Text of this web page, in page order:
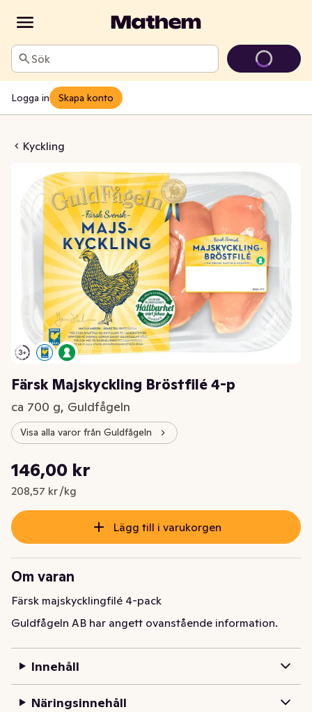
Sök
Logga in Skapa konto
Kyckling
Bröstfilé 4-p
Färsk Majskyckling Bröstfilé 4-p
ca 700 g, Guldfågeln
Visa alla varor från Guldfågeln
Nuvarande pris är: 146,00 kr
146,00 kr
208,57 kr /kg
Styckpris: 208,57 kr /kg
Lägg till i varukorgen
Om varan
Färsk majskycklingfilé 4-pack
Guldfågeln AB har angett ovanstående information.
Innehåll
Näringsinnehåll